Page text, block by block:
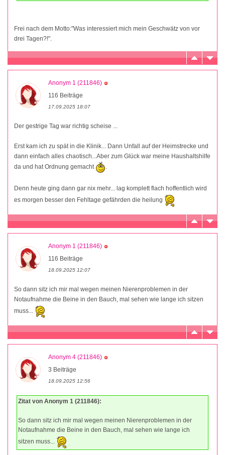
Frei nach dem Motto:"Was interessiert mich mein Geschwätz von vor
drei Tagen?!".
Anonym 1 (211846)
116 Beiträge
17.09.2025 18:07
Der gestrige Tag war richtig scheise ...
Erst kam ich zu spät in die Klinik... Dann Unfall auf der Heimstrecke und
dann einfach alles chaotisch...Aber zum Glück war meine Haushaltshilfe
da und hat Ordnung gemacht
.
Denn heute ging dann gar nix mehr... lag komplett flach hoffentlich wird
es morgen besser den Fehltage gefährden die heilung
Anonym 1 (211846)
116 Beiträge
18.09.2025 12:07
So dann sitz ich mir mal wegen meinen Nierenproblemen in der
Notaufnahme die Beine in den Bauch, mal sehen wie lange ich sitzen
muss...
Anonym 4 (211846)
3 Beiträge
18.09.2025 12:56
Zitat von Anonym 1 (211846):
So dann sitz ich mir mal wegen meinen Nierenproblemen in der
Notaufnahme die Beine in den Bauch, mal sehen wie lange ich
sitzen muss...